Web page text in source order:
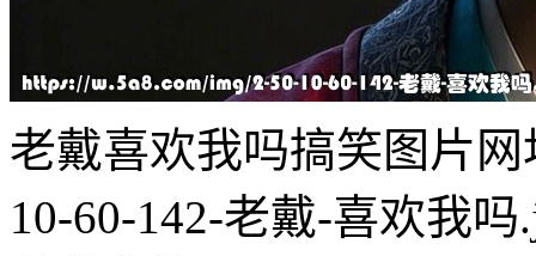
老戴喜欢我吗搞笑图片网
10-60-142-老戴-喜欢我吗